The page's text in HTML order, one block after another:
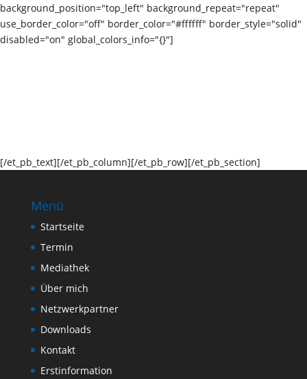
background_position="top_left" background_repeat="repeat"
use_border_color="off" border_color="#ffffff" border_style="solid"
disabled="on" global_colors_info="{}"]
[/et_pb_text][/et_pb_column][/et_pb_row][/et_pb_section]
Menü
Startseite
Termin
Mediathek
Über mich
Netzwerkpartner
Downloads
Kontakt
Erstinformation